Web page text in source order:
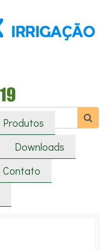
Produtos
Downloads
Contato